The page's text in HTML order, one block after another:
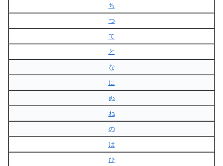
ち
つ
て
と
な
に
ぬ
ね
の
は
ひ